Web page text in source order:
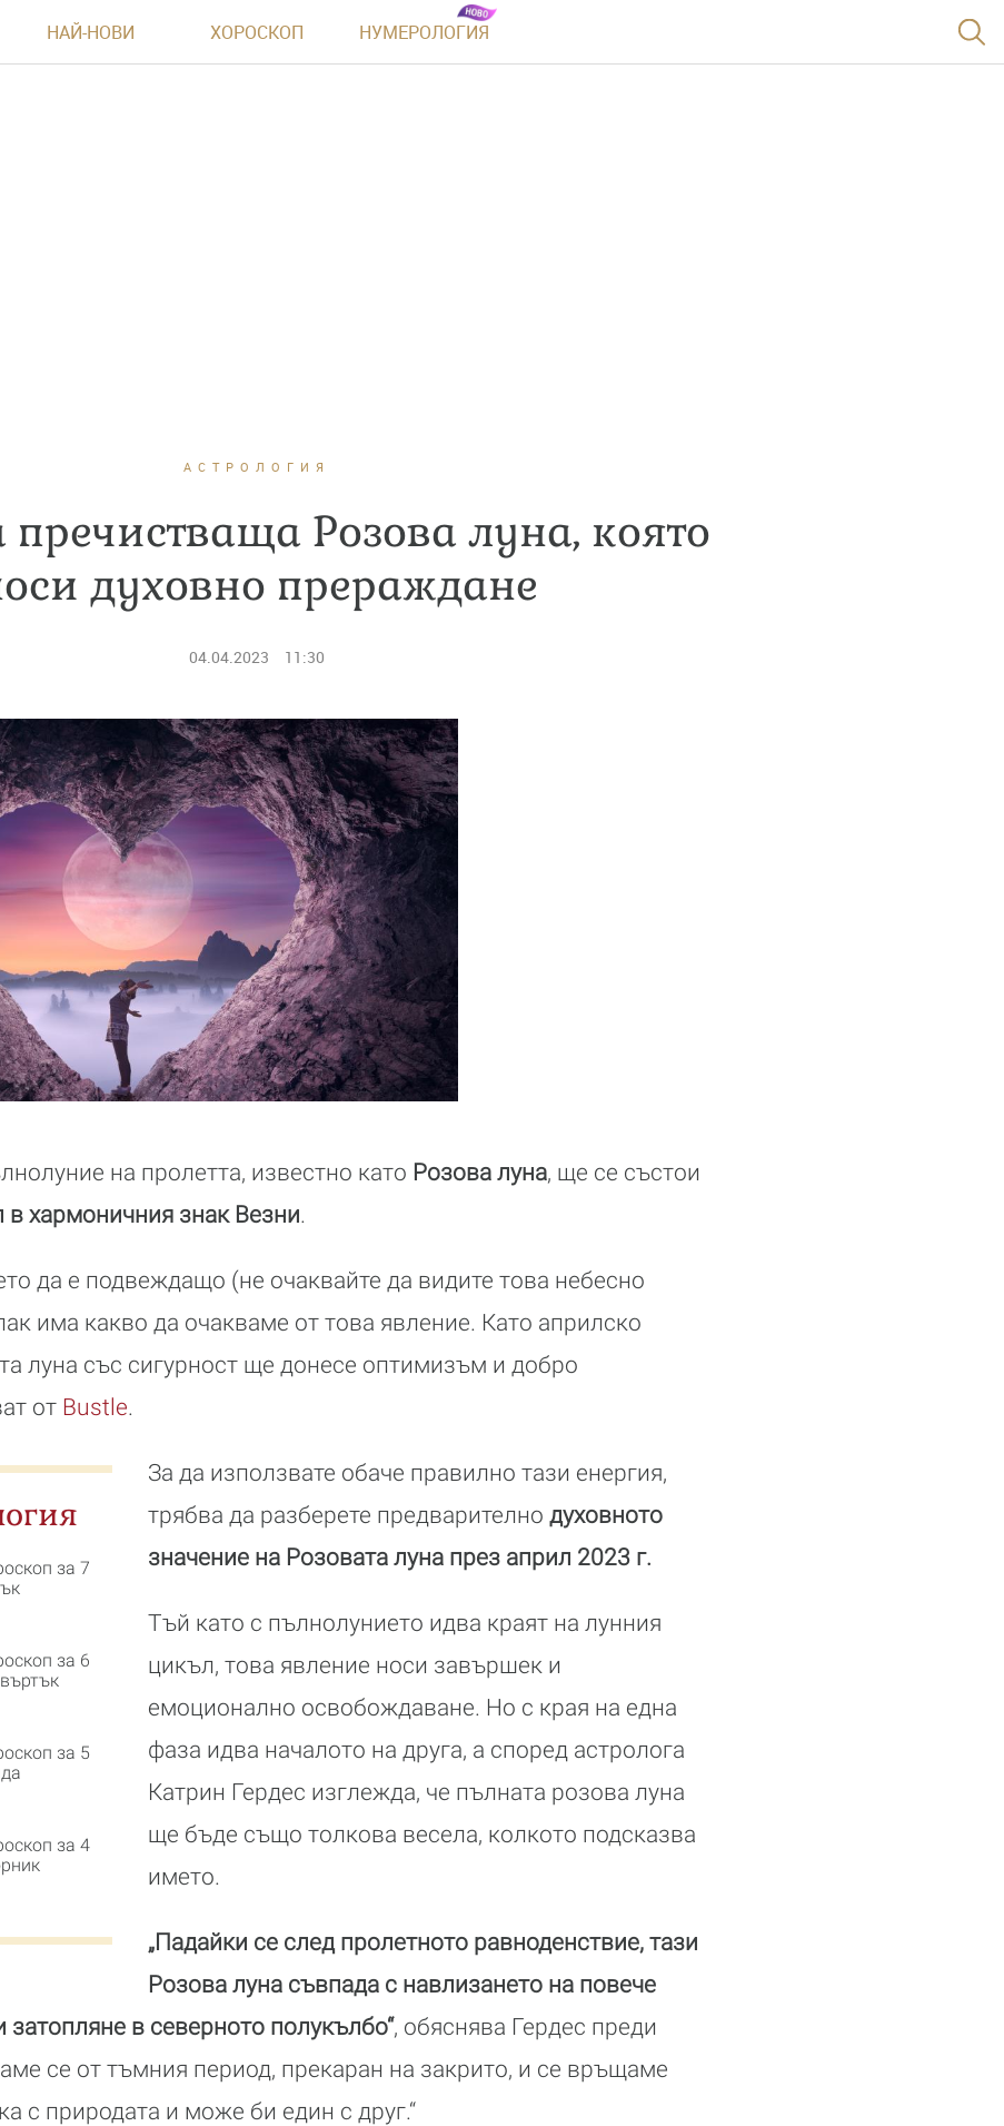
НАЙ-НОВИ ХОРОСКОП НУМЕРОЛОГИЯ
АСТРОЛОГИЯ
пречистваща Розова луна, която
духовно прераждане
04.04.2023 11:30
на пролетта, известно като Розова луна, ще се състои
в хармоничния знак Везни.
да е подвеждащо (не очаквайте да видите това небесно
има какво да очакваме от това явление. Като априлско
луна със сигурност ще донесе оптимизъм и добро
от Bustle.
за 7
за 6
за 5
за 4
За да използвате обаче правилно тази енергия,
трябва да разберете предварително духовното
значение на Розовата луна през април 2023 г.
Тъй като с пълнолунието идва краят на лунния
цикъл, това явление носи завършек и
емоционално освобождаване. Но с края на една
фаза идва началото на друга, а според астролога
Катрин Гердес изглежда, че пълната розова луна
ще бъде също толкова весела, колкото подсказва
името.
„Падайки се след пролетното равноденствие, тази
Розова луна съвпада с навлизането на повече
затопляне в северното полукълбо“, обяснява Гердес преди
се от тъмния период, прекаран на закрито, и се връщаме
с природата и може би един с друг.“